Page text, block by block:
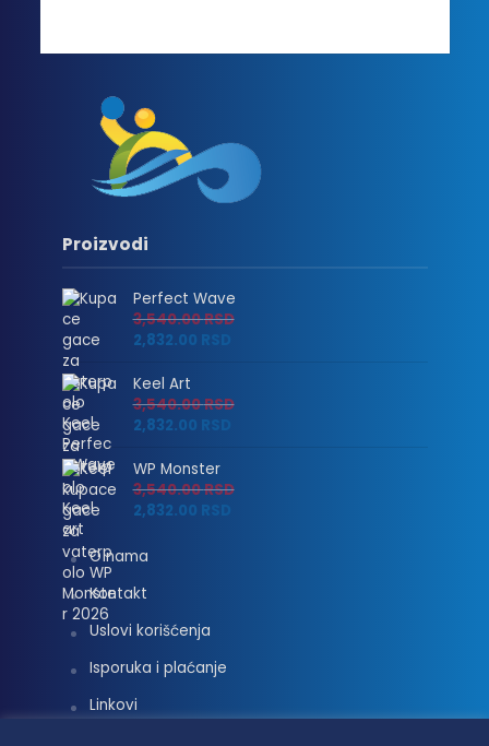
Proizvodi
Perfect Wave
3,540.00RSD
2,832.00 RSD
Keel Art
3,540.00RSD
2,832.00 RSD
WP Monster
3,540.00RSD
2,832.00 RSD
O nama
Kontakt
Uslovi korišćenja
Isporuka i plaćanje
Linkovi